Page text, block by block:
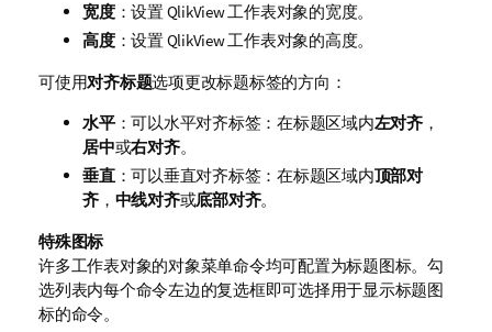
宽度：设置 QlikView 工作表对象的宽度。
高度：设置 QlikView 工作表对象的高度。
可使用对齐标题选项更改标题标签的方向：
水平：可以水平对齐标签：在标题区域内左对齐，
居中或右对齐。
垂直：可以垂直对齐标签：在标题区域内顶部对
齐， 中线对齐或底部对齐。
特殊图标
许多工作表对象的对象菜单命令均可配置为标题图标。勾
选列表内每个命令左边的复选框即可选择用于显示标题图
标的命令。